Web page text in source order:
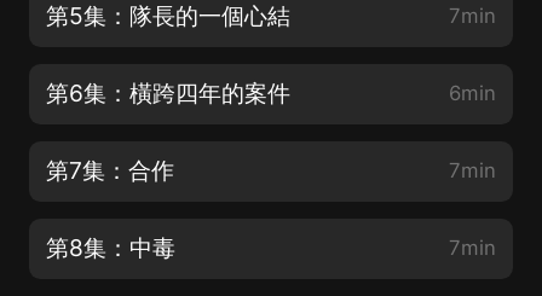
第5集：隊長的一個心結 7min
第6集：橫跨四年的案件 6min
第7集：合作 7min
第8集：中毒 7min